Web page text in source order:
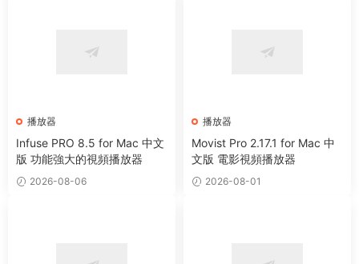
播放器
Infuse PRO 8.5 for Mac 中文
版 功能強大的視頻播放器
2026-08-06
播放器
Movist Pro 2.17.1 for Mac 中
文版 電影視頻播放器
2026-08-01